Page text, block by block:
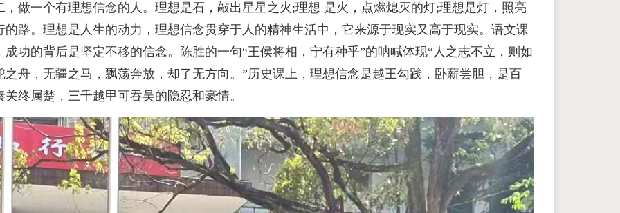
，做一个有理想信念的人。理想是石，敲出星星之火;理想 是火，点燃熄灭的灯;理想是灯，照亮
的路。理想是人生的动力，理想信念贯穿于人的精神生活中，它来源于现实又高于现实。语文课
成功的背后是坚定不移的信念。陈胜的一句“王侯将相，宁有种乎”的呐喊体现“人之志不立，则如
之舟，无疆之马，飘荡奔放，却了无方向。”历史课上，理想信念是越王勾践，卧薪尝胆，是百
关终属楚，三千越甲可吞吴的隐忍和豪情。